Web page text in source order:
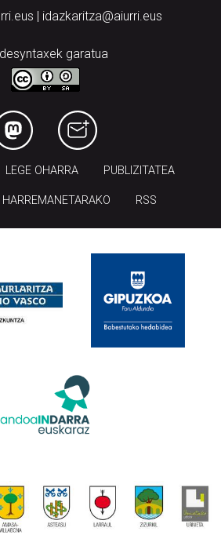
| idazkaritza@aiurri.eus
garatua
LEGE OHARRA PUBLIZITATEA
HARREMANETARAKO RSS